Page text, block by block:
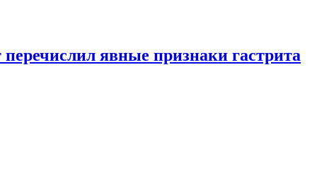
явные признаки гастрита